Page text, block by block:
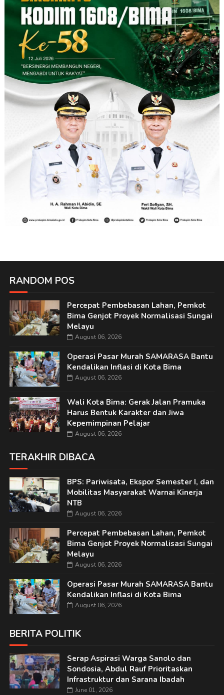
RANDOM POS
Percepat Pembebasan Lahan, Pemkot
Bima Genjot Proyek Normalisasi Sungai
Melayu
August 06, 2026
Operasi Pasar Murah SAMARASA Bantu
Kendalikan Inflasi di Kota Bima
August 06, 2026
Wali Kota Bima: Gerak Jalan Pramuka
Harus Bentuk Karakter dan Jiwa
Kepemimpinan Pelajar
August 06, 2026
TERAKHIR DIBACA
BPS: Pariwisata, Ekspor Semester I, dan
Mobilitas Masyarakat Warnai Kinerja
NTB
August 06, 2026
Percepat Pembebasan Lahan, Pemkot
Bima Genjot Proyek Normalisasi Sungai
Melayu
August 06, 2026
Operasi Pasar Murah SAMARASA Bantu
Kendalikan Inflasi di Kota Bima
August 06, 2026
BERITA POLITIK
Serap Aspirasi Warga Sanolo dan
Sondosia, Abdul Rauf Prioritaskan
Infrastruktur dan Sarana Ibadah
June 01, 2026